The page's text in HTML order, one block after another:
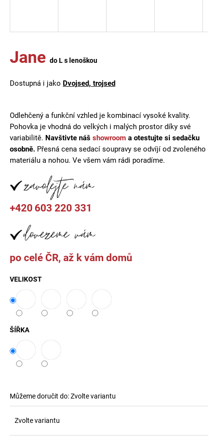
Jane do L s lenoškou
Dostupná i jako Dvojsed, trojsed
Odlehčený a funkční vzhled je kombinací vysoké kvality.
Pohovka je vhodná do velkých i malých prostor díky své
variabilitě. Navštivte náš showroom a otestujte si sedačku
osobně. Přesná cena sedací soupravy se odvíjí od zvoleného
materiálu a nohou. Ve všem vám rádi poradíme.
+420 603 220 331
po celé ČR, až k vám domů
VELIKOST
ŠÍŘKA
Můžeme doručit do:Zvolte variantu
Zvolte variantu
?
HLEDAT
D
o
o
u
j
m
LAURA
KŘESLO,
DVOJSED,
TROJSED
000
Kč